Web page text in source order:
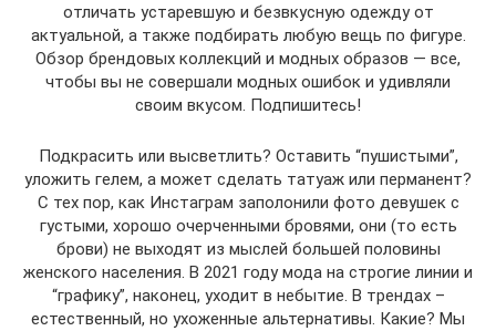
отличать устаревшую и безвкусную одежду от
актуальной, а также подбирать любую вещь по фигуре.
Обзор брендовых коллекций и модных образов — все,
чтобы вы не совершали модных ошибок и удивляли
своим вкусом. Подпишитесь!
Подкрасить или высветлить? Оставить “пушистыми”,
уложить гелем, а может сделать татуаж или перманент?
С тех пор, как Инстаграм заполонили фото девушек с
густыми, хорошо очерченными бровями, они (то есть
брови) не выходят из мыслей большей половины
женского населения. В 2021 году мода на строгие линии и
“графику”, наконец, уходит в небытие. В трендах –
естественный, но ухоженные альтернативы. Какие? Мы